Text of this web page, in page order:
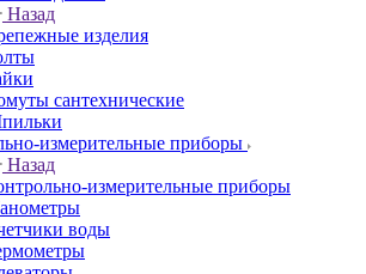
Назад
изделия
сантехнические
измерительные приборы
Назад
измерительные приборы
воды